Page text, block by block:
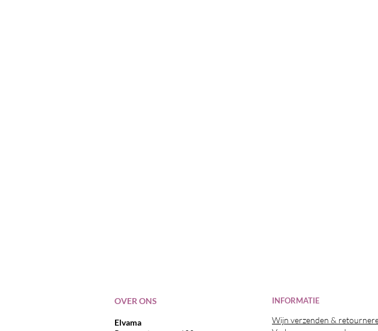
OVER ONS
Elvama
INFORMATIE
Wijn verzenden &